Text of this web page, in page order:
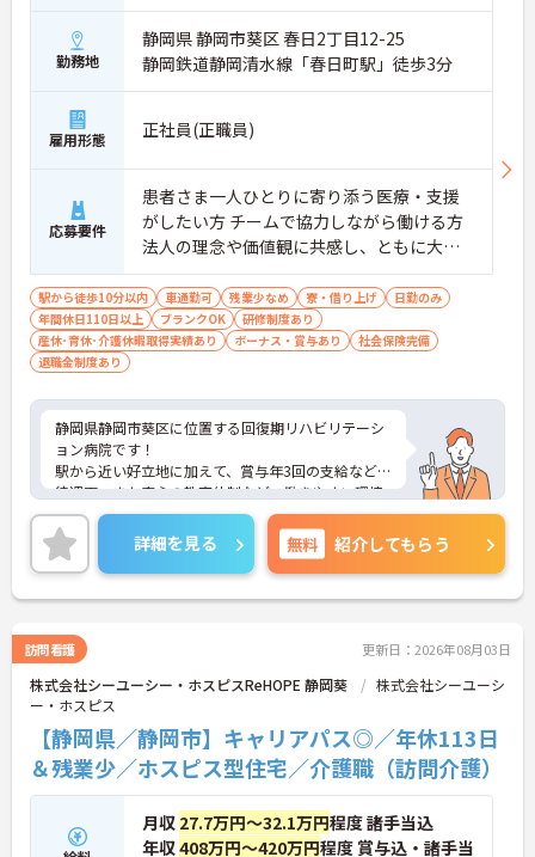
勤務地
静岡県 静岡市葵区 春日2丁目12-25
静岡鉄道静岡清水線「春日町駅」徒歩3分
雇用形態 正社員(正職員)
応募要件
患者さま一人ひとりに寄り添う医療・支援
がしたい方 チームで協力しながら働ける方
法人の理念や価値観に共感し、ともに大切
にしてくださる方
駅から徒歩10分以内 車通勤可 残業少なめ 寮・借り上げ
日勤のみ
年間休日110日以上
ブランクOK
研修制度あり
産休･育休･介護休暇取得実績あり
ボーナス・賞与あり
社会保険完備
退職金制度あり
静岡県静岡市葵区に位置する回復期リハビリテーシ
ョン病院です！
駅から近い好立地に加えて、賞与年3回の支給などの
待遇面、また安心の教育体制など、働きやすい環境
が揃っています。
法人内に託児所があり、仕事と家庭を両立しながら
ライフスタイルにあわせて長く就業することができ
る点も魅力の一つです。
★教育体制・キャリア支援
・プリセプター制度あり！
・キャリアラダー制度（段階的キャリアアップ）
・グループ内研修、勉強会を定期的に開催
・資格取得支援制度あり（外部研修・受講料補助）
・役職チャレンジ制度あり
★職場環境
・育休産休実績100％！法人内託児所あり！将来的
にライフスタイルの変化があっても安心の環境
詳細を見る 無料 紹介してもらう
訪問看護 更新日：2026年08月03日
株式会社シーユーシー・ホスピスReHOPE 静岡葵
株式会社シーユーシ
ー・ホスピス
【静岡県／静岡市】キャリアパス◎／年休113日
＆残業少／ホスピス型住宅／介護職（訪問介護）
月収 27.7万円～32.1万円程度 諸手当込
年収408万円～420万円程度 賞与込・諸手当